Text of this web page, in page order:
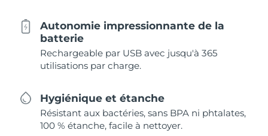
Autonomie impressionnante de la
batterie
Rechargeable par USB avec jusqu'à 365
utilisations par charge.
Hygiénique et étanche
Résistant aux bactéries, sans BPA ni phtalates,
100 % étanche, facile à nettoyer.